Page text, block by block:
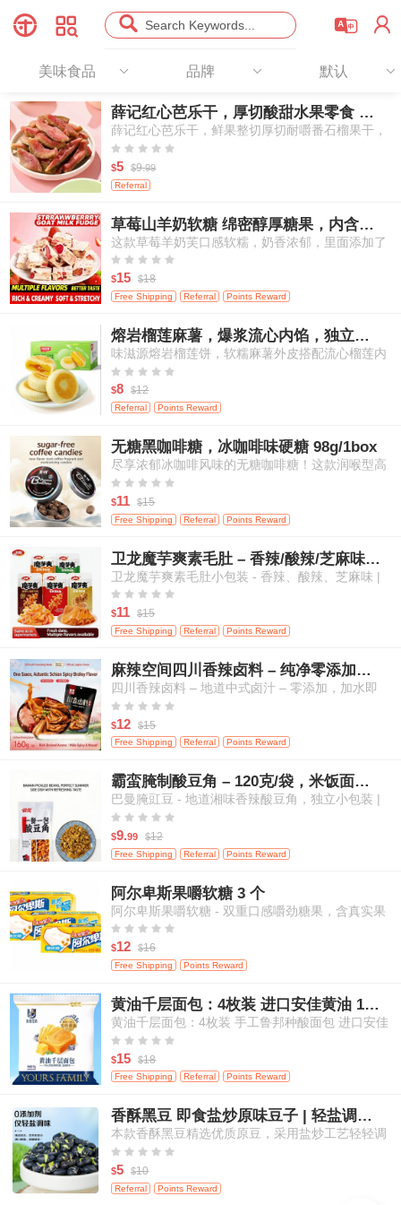
   Search Keywords... 
美味食品 品牌 默认
薛记红心芭乐干，厚切酸甜水果零食 78g
薛记红心芭乐干，鲜果整切厚切耐嚼番石榴果干，
天然酸甜办公室出行休闲果干零食
    
$5 $9.99
Referral
草莓山羊奶软糖 绵密醇厚糖果，内含冻干草莓，独立袋装 250g/包
这款草莓羊奶芙口感软糯，奶香浓郁，里面添加了
真实冻干草莓颗粒，每一口都能吃到草莓的酸甜果
香和羊奶的醇厚奶香，是一款适合大人和孩子分享
的休闲小零食。
    
$15 $18
Free Shipping Referral Points Reward
熔岩榴莲麻薯，爆浆流心内馅，独立小份装点心 250g/6枚
味滋源熔岩榴莲饼，软糯麻薯外皮搭配流心榴莲内
馅，传统亚洲风味点心，独立包装糕点，适合作为
早餐与下午茶小食
    
$8 $12
Referral Points Reward
无糖黑咖啡糖，冰咖啡味硬糖 98g/1box
尽享浓郁冰咖啡风味的无糖咖啡糖！这款润喉型高
级糖果带来醇厚咖啡香气，且不含添加糖，是随时
随地补充活力、清新口气的绝佳选择。
    
$11 $15
Free Shipping Referral Points Reward
卫龙魔芋爽素毛肚 – 香辣/酸辣/芝麻味，高纤维，20小包
卫龙魔芋爽素毛肚小包装 - 香辣、酸辣、芝麻味 |
高纤维、低热量 | 植物基“毛肚”口感 | 传统中式零
食（多口味混合，量贩装）- 20小包
    
$11 $15
Free Shipping Referral Points Reward
麻辣空间四川香辣卤料 – 纯净零添加，适用于肉类、蛋类及蔬菜
四川香辣卤料 – 地道中式卤汁 – 零添加，加水即
用，适合卤制肉类、鸡蛋和蔬菜
    
$12 $15
Free Shipping Referral Points Reward
霸蛮腌制酸豆角 – 120克/袋，米饭面条的绝佳搭档
巴曼腌豇豆 - 地道湘味香辣酸豆角，独立小包装 |
米饭、面条等百搭佐餐 120克/袋
    
$9.99 $12
Free Shipping Referral Points Reward
阿尔卑斯果嚼软糖 3 个
阿尔卑斯果嚼软糖 - 双重口感嚼劲糖果，含真实果
汁，白桃&芒果口味，3粒装
    
$12 $16
Free Shipping Points Reward
黄油千层面包：4枚装 进口安佳黄油 17小时鲁邦种发酵
黄油千层面包：4枚装 手工鲁邦种酸面包 进口安佳
黄油 17小时自然发酵
    
$15 $18
Free Shipping Referral Points Reward
香酥黑豆 即食盐炒原味豆子 | 轻盐调味 | 零添加剂 | 高蛋白健康休闲零食 | 200g
本款香酥黑豆精选优质原豆，采用盐炒工艺轻轻调
味，不添加任何人工添加剂，保留食材本真滋味。
每一颗黑豆酥脆可口，营养丰富，高蛋白、高纤
维，适合追求健康饮食的您。即开即食，轻松满足
日常嘴馋与营养补给需求，适合居家、办公、外出
    
$5 $10
Referral Points Reward